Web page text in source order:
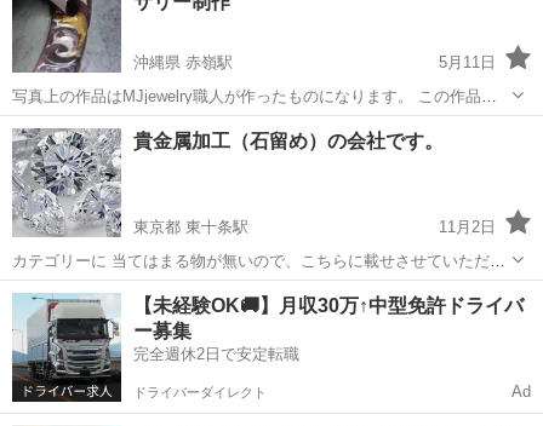
す！！ カラーセラピストの方の、プラ...
沖縄県 赤嶺駅
5月11日
写真上の作品はMJjewelry職人が作ったものになります。 この作品は
全てロレックスのケースとベルトを掘りました。 日本国内には数十名
時計を彫金職人はいらっしゃるので、沖縄県内一人しかいないかも
修理作るのは非常に簡単で...
沖縄 糸満市 赤嶺駅 彫金
貴金属加工（石留め）の会社です。
東京都 東十条駅
11月2日
カテゴリーに 当てはまる物が無いので、こちらに載せさせていただき
ました。 当方、東京都北区です。「見習いを募集（経験者も可）」し
ています。 石留めに興味がある方、 専門学校で学ぼうと考えている
方、 実際の現場に飛び込んで技術...
東京 北区 東十条駅 彫金 カテゴリー
【未経験OK🚚】月収30万↑中型免許ドライバ
ー募集
完全週休2日で安定転職
ドライバーダイレクト Ad